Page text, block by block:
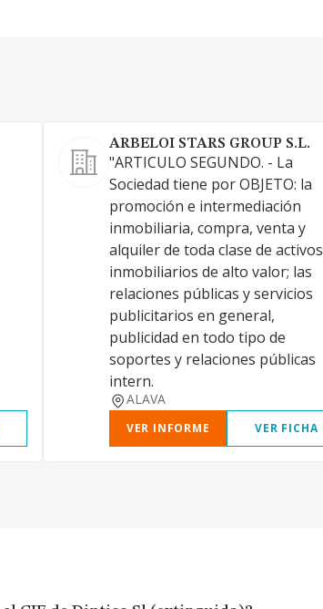
ARBELOI STARS GROUP S.L.
"ARTICULO SEGUNDO. - La
Sociedad tiene por OBJETO: la
promoción e intermediación
inmobiliaria, compra, venta y
alquiler de toda clase de activos
inmobiliarios de alto valor; las
relaciones públicas y servicios
publicitarios en general,
publicidad en todo tipo de
soportes y relaciones públicas
intern.
ALAVA
VER INFORME VER FICHA